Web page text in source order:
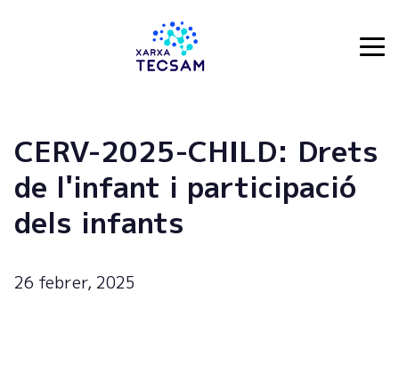
CERV-2025-CHILD: Drets
de l'infant i participació
dels infants
26 febrer, 2025